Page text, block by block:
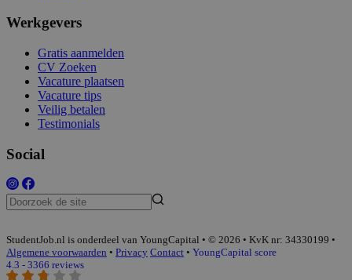
Werkgevers
Gratis aanmelden
CV Zoeken
Vacature plaatsen
Vacature tips
Veilig betalen
Testimonials
Social
StudentJob.nl is onderdeel van YoungCapital • © 2026 • KvK nr: 34330199 •
Algemene voorwaarden • Privacy Contact • YoungCapital score
4.3 - 3366 reviews